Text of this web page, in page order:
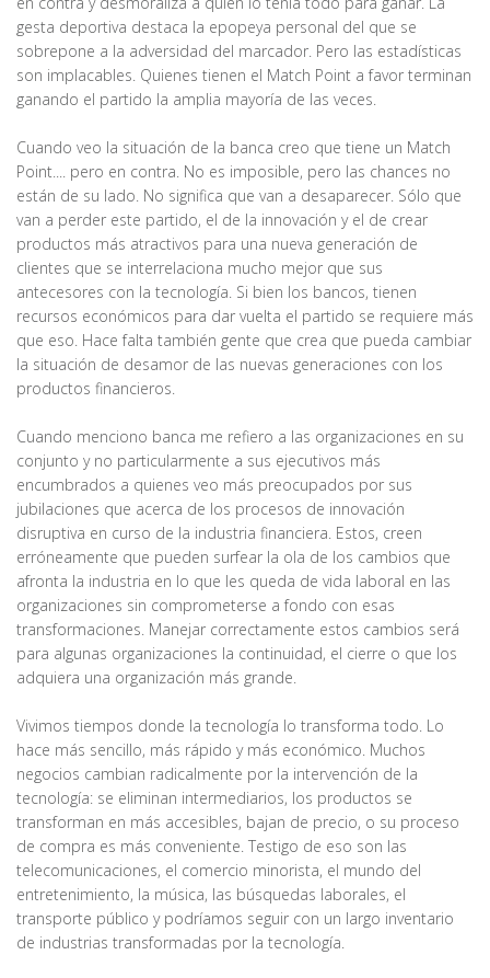
gesta deportiva destaca la epopeya personal del que se
sobrepone a la adversidad del marcador. Pero las estadísticas
son implacables. Quienes tienen el Match Point a favor terminan
ganando el partido la amplia mayoría de las veces.
Cuando veo la situación de la banca creo que tiene un Match
Point.... pero en contra. No es imposible, pero las chances no
están de su lado. No significa que van a desaparecer. Sólo que
van a perder este partido, el de la innovación y el de crear
productos más atractivos para una nueva generación de
clientes que se interrelaciona mucho mejor que sus
antecesores con la tecnología. Si bien los bancos, tienen
recursos económicos para dar vuelta el partido se requiere más
que eso. Hace falta también gente que crea que pueda cambiar
la situación de desamor de las nuevas generaciones con los
productos financieros.
Cuando menciono banca me refiero a las organizaciones en su
conjunto y no particularmente a sus ejecutivos más
encumbrados a quienes veo más preocupados por sus
jubilaciones que acerca de los procesos de innovación
disruptiva en curso de la industria financiera. Estos, creen
erróneamente que pueden surfear la ola de los cambios que
afronta la industria en lo que les queda de vida laboral en las
organizaciones sin comprometerse a fondo con esas
transformaciones. Manejar correctamente estos cambios será
para algunas organizaciones la continuidad, el cierre o que los
adquiera una organización más grande.
Vivimos tiempos donde la tecnología lo transforma todo. Lo
hace más sencillo, más rápido y más económico. Muchos
negocios cambian radicalmente por la intervención de la
tecnología: se eliminan intermediarios, los productos se
transforman en más accesibles, bajan de precio, o su proceso
de compra es más conveniente. Testigo de eso son las
telecomunicaciones, el comercio minorista, el mundo del
entretenimiento, la música, las búsquedas laborales, el
transporte público y podríamos seguir con un largo inventario
de industrias transformadas por la tecnología.